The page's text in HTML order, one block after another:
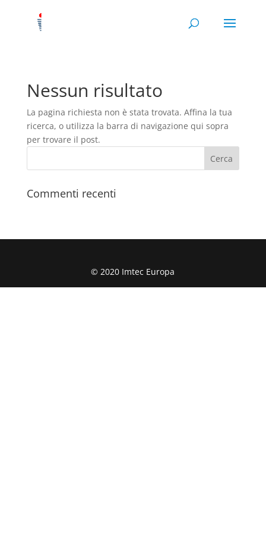
Nessun risultato
La pagina richiesta non è stata trovata. Affina la tua
ricerca, o utilizza la barra di navigazione qui sopra
per trovare il post.
Commenti recenti
© 2020 Imtec Europa